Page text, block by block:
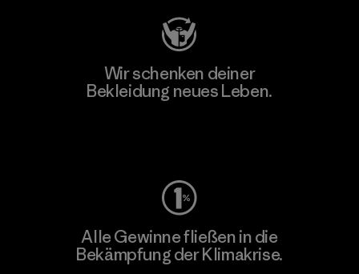
Wir schenken deiner
Bekleidung neues Leben.
Alle Gewinne fließen in die
Bekämpfung der Klimakrise.